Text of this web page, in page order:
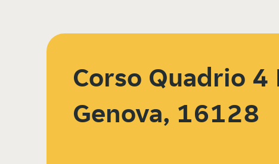
Corso Quadrio 4
Genova, 16128